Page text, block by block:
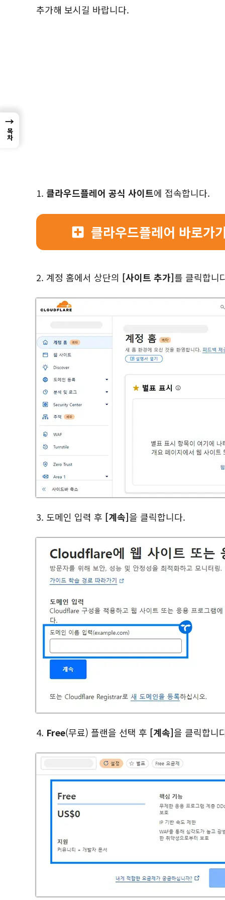
추가해 보시길 바랍니다.
1. 클라우드플레어 공식 사이트에 접속합니다.
클라우드플레어 바로가
2. 계정 홈에서 상단의 [사이트 추가]를 클릭합니
3. 도메인 입력 후 [계속]을 클릭합니다.
4. Free(무료) 플랜을 선택 후 [계속]을 클릭합니
→
목차